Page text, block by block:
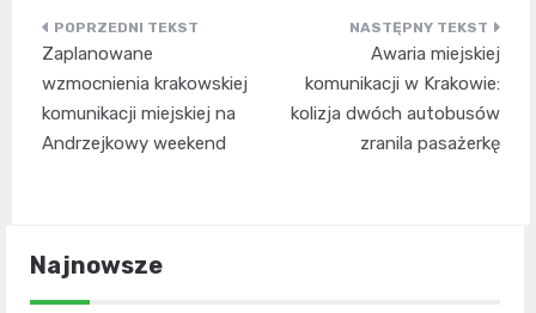
Nawigacja
wpisu
Zaplanowane
wzmocnienia krakowskiej
komunikacji miejskiej na
Andrzejkowy weekend
Awaria miejskiej
komunikacji w Krakowie:
kolizja dwóch autobusów
zranila pasażerkę
Najnowsze